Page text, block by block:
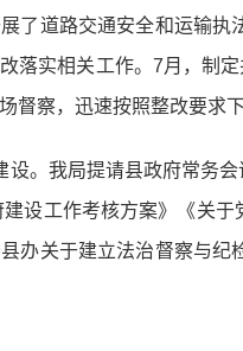
了道路交通安全和运输
落实相关工作。7月，制
督察，迅速按照整改要求
设。我局提请县政府常务
设工作考核方案》《关
办关于建立法治督察与